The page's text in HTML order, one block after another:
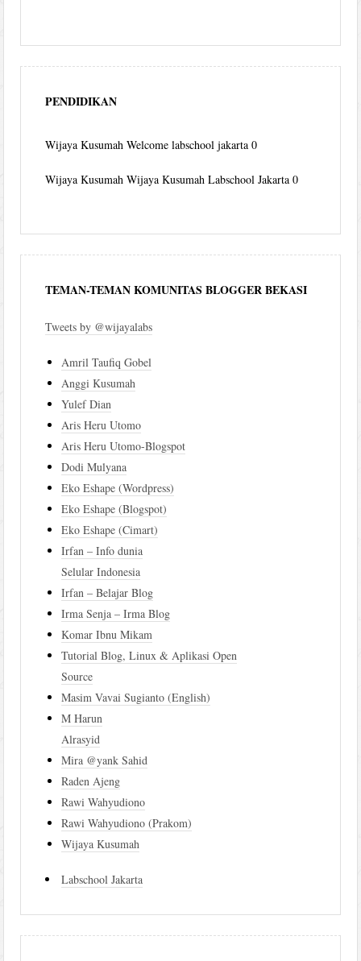
PENDIDIKAN
Wijaya Kusumah Welcome labschool jakarta 0
Wijaya Kusumah Wijaya Kusumah Labschool Jakarta 0
TEMAN-TEMAN KOMUNITAS BLOGGER BEKASI
Tweets by @wijayalabs
Amril Taufiq Gobel
Anggi Kusumah
Yulef Dian
Aris Heru Utomo
Aris Heru Utomo-Blogspot
Dodi Mulyana
Eko Eshape (Wordpress)
Eko Eshape (Blogspot)
Eko Eshape (Cimart)
Irfan – Info dunia
Selular Indonesia
Irfan – Belajar Blog
Irma Senja – Irma Blog
Komar Ibnu Mikam
Tutorial Blog, Linux & Aplikasi Open
Source
Masim Vavai Sugianto (English)
M Harun
Alrasyid
Mira @yank Sahid
Raden Ajeng
Rawi Wahyudiono
Rawi Wahyudiono (Prakom)
Wijaya Kusumah
Labschool Jakarta